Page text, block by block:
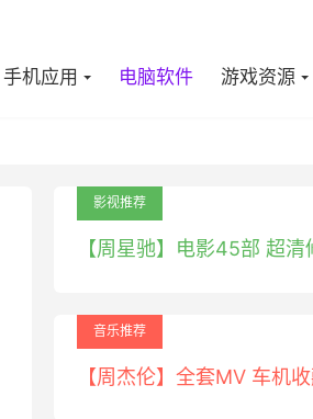
手机应用 电脑软件 游戏资源
影视推荐
【周星驰】电影45部 超清
音乐推荐
【周杰伦】全套MV 车机